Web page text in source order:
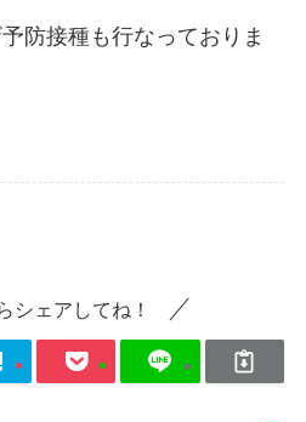
防接種も行なっておりま
シェアしてね！